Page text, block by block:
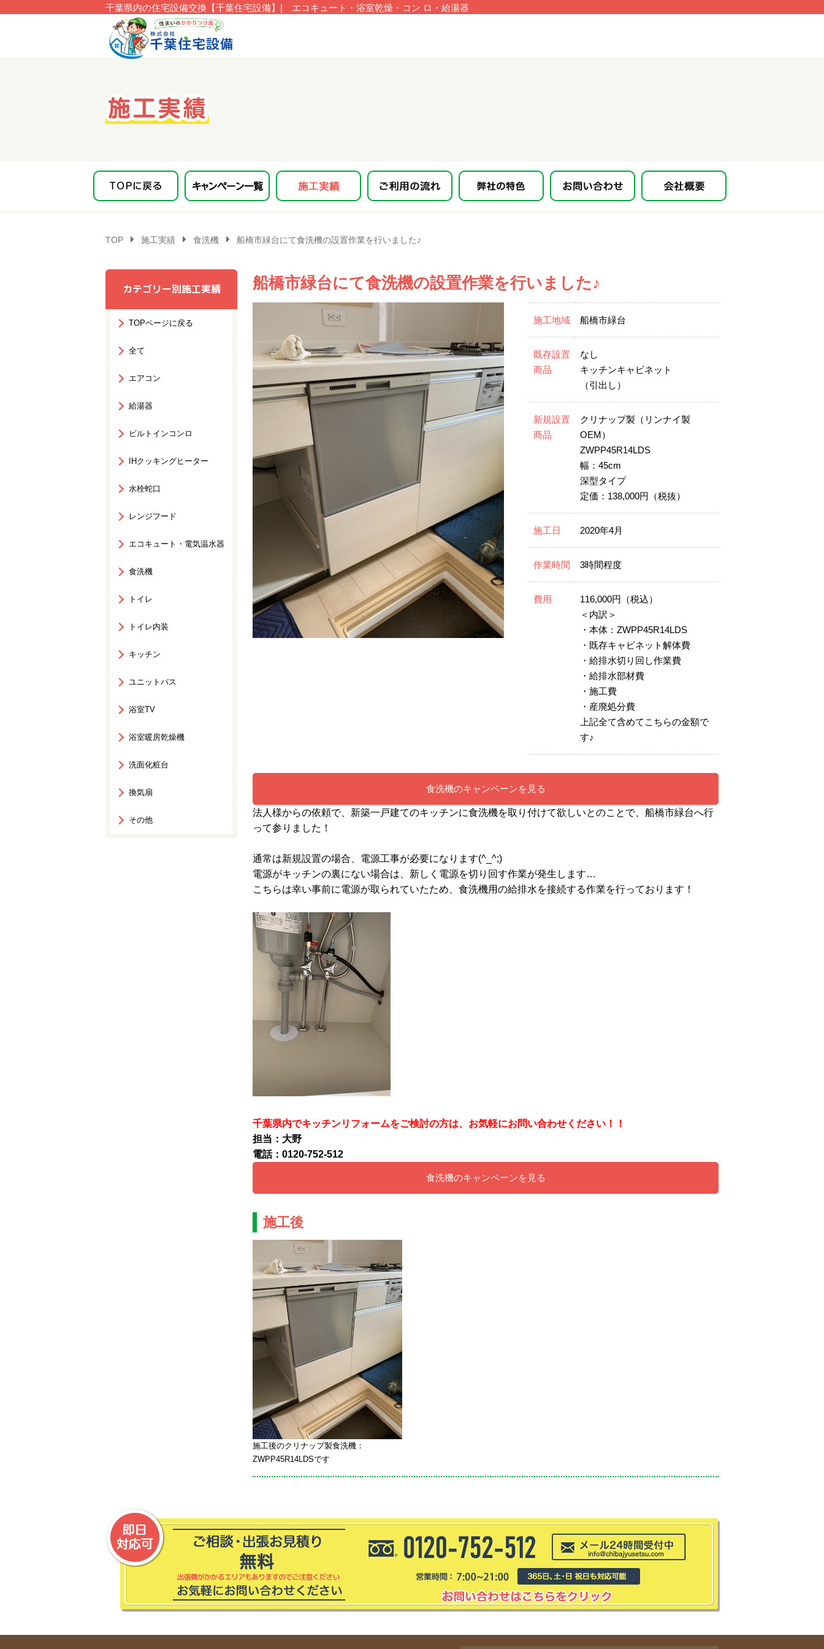
千葉県内の住宅設備交換【千葉住宅設備】| エコキュート・浴室乾燥・コン ロ・給湯器
TOP 施工実績 食洗機 船橋市緑台にて食洗機の設置作業を行いました♪
カテゴリー別施工実績
TOPページに戻る
全て
エアコン
給湯器
ビルトインコンロ
IHクッキングヒーター
水栓蛇口
レンジフード
エコキュート・電気温水器
食洗機
トイレ
トイレ内装
キッチン
ユニットバス
浴室TV
浴室暖房乾燥機
洗面化粧台
換気扇
その他
船橋市緑台にて食洗機の設置作業を行いました♪
施工地域 船橋市緑台
既存設置
商品
なし
キッチンキャビネット
（引出し）
新規設置
商品
クリナップ製（リンナイ製
OEM）
ZWPP45R14LDS
幅：45cm
深型タイプ
定価：138,000円（税抜）
施工日 2020年4月
作業時間 3時間程度
費用
116,000円（税込）
＜内訳＞
・本体：ZWPP45R14LDS
・既存キャビネット解体費
・給排水切り回し作業費
・給排水部材費
・施工費
・産廃処分費
上記全て含めてこちらの金額で
す♪
食洗機のキャンペーンを見る
法人様からの依頼で、新築一戸建てのキッチンに食洗機を取り付けて欲しいとのことで、船橋市緑台へ行
って参りました！
通常は新規設置の場合、電源工事が必要になります(^_^;)
電源がキッチンの裏にない場合は、新しく電源を切り回す作業が発生します…
こちらは幸い事前に電源が取られていたため、食洗機用の給排水を接続する作業を行っております！
千葉県内でキッチンリフォームをご検討の方は、お気軽にお問い合わせください！！
担当：大野
電話：0120-752-512
食洗機のキャンペーンを見る
施工後
施工後のクリナップ製食洗機：
ZWPP45R14LDSです